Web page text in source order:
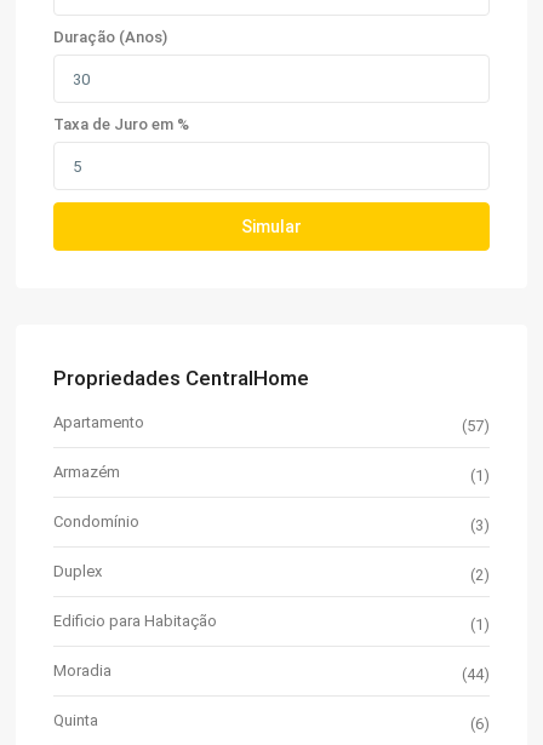
Duração (Anos)
Taxa de Juro em %
Simular
Propriedades CentralHome
Apartamento (57)
Armazém (1)
Condomínio (3)
Duplex (2)
Edificio para Habitação (1)
Moradia (44)
Quinta (6)